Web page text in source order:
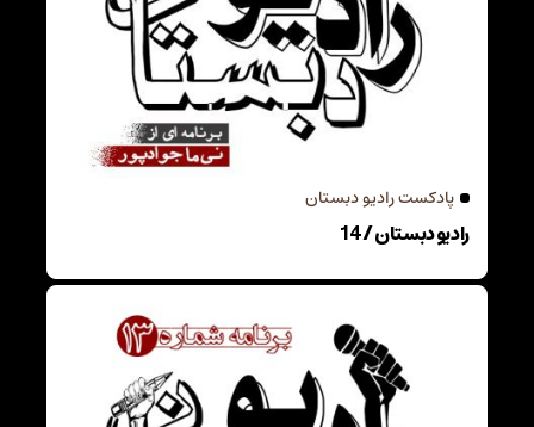
پادکست رادیو دبستان
رادیو دبستان / 14